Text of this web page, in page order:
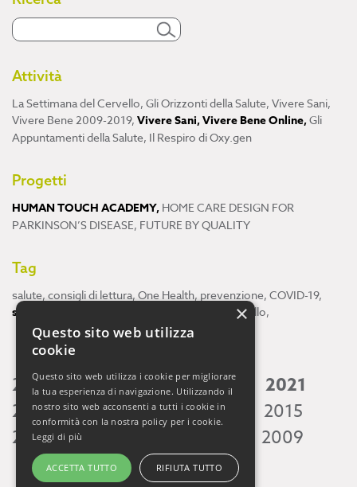
Attività
La Settimana del Cervello, Gli Orizzonti della Salute, Vivere Sani,
Vivere Bene 2009-2019, Vivere Sani, Vivere Bene Online,Gli
Appuntamenti della Salute, Il Respiro di Oxy.gen
Progetti
HUMAN TOUCH ACADEMY, HOME CARE DESIGN FOR
PARKINSON’S DISEASE, FUTURE BY QUALITY
Tag
salute, consigli di lettura, One Health, prevenzione, COVID-19,
scienza cervello,
2026 2025 2024 2023 2022
2021
2020 2019 2018 2017 2016
2015
2014 2013 2009
×
Questo sito web utilizza
cookie
Questo sito web utilizza i cookie per migliorare
la tua esperienza di navigazione. Utilizzando il
nostro sito web acconsenti a tutti i cookie in
conformità con la nostra policy per i cookie.
Leggi di più
ACCETTA TUTTO RIFIUTA TUTTO